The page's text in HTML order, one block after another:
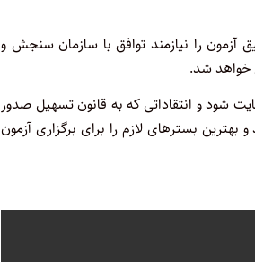
شد، تعیین روز دقیق آزمون را نیازمند توافق با سازمان سنجش و
خواهد شد.
شود و انتقاداتی که به قانون تسهیل صدور
بسترهای لازم را برای برگزاری آزمون